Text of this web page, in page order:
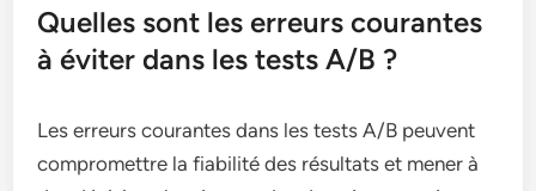
Quelles sont les erreurs courantes
à éviter dans les tests A/B ?
Les erreurs courantes dans les tests A/B peuvent
compromettre la fiabilité des résultats et mener à